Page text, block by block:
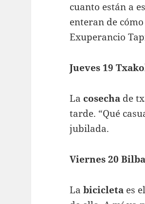
cuanto están a
enteran de
Exuperancio
Jueves 19
La cosecha de
tarde. “Qué
jubilada.
Viernes 20
Labicicleta es